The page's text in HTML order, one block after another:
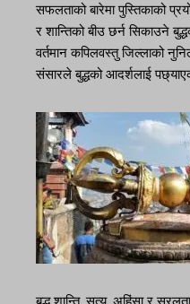
सफलताको बारेमा पुस्तिकाको
र शान्तिको बीउ छर्न सिकाउने
वर्तमान कपिलवस्तु जिल्लाको
संसारले बुद्धको आदर्शलाई